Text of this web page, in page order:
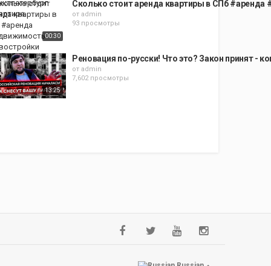
00:30
Сколько стоит аренда квартиры в СПб
от admin
93 просмотры
13:25
Реновация по-русски! Что это? Закон принят -
от admin
7,602 просмотры